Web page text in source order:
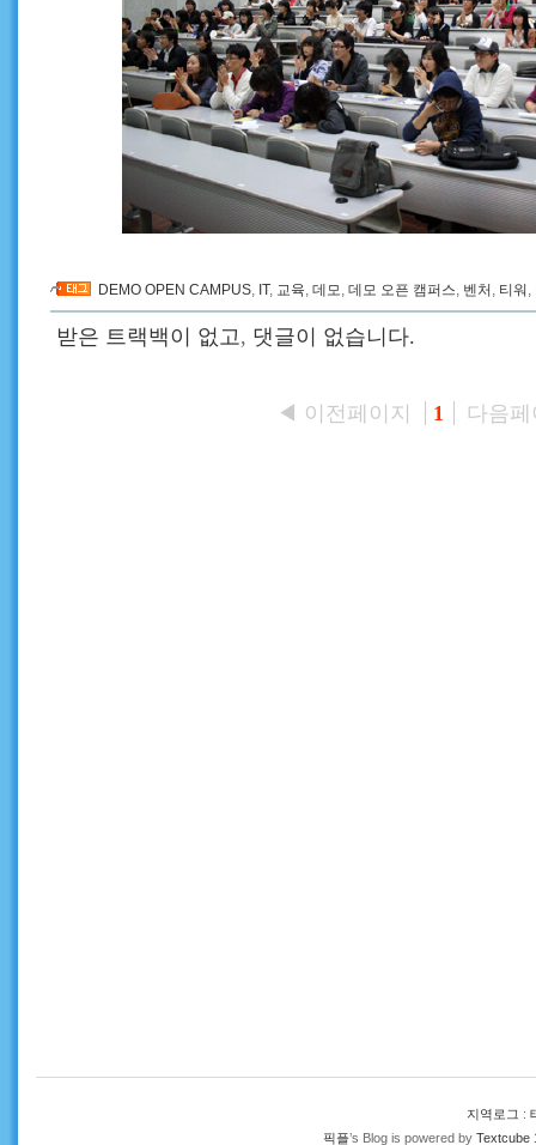
DEMO OPEN CAMPUS, IT, 교육, 데모, 데모 오픈 캠퍼스, 벤처 , 티워 ,
받은 트랙백이 없고, 댓글이 없습니다.
◀ 이전페이지 1 다음
지역로그 :
픽플’s Blog is powered by Textcube